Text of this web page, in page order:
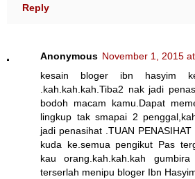
Reply
Anonymous November 1, 2015
kesain bloger ibn hasyim
.kah.kah.kah.Tiba2 nak jadi
bodoh macam kamu.Dapat
lingkup tak smapai 2
jadi penasihat .TUAN
kuda ke.semua pengikut Pas
kau orang.kah.kah.kah
terserlah menipu bloger Ibn